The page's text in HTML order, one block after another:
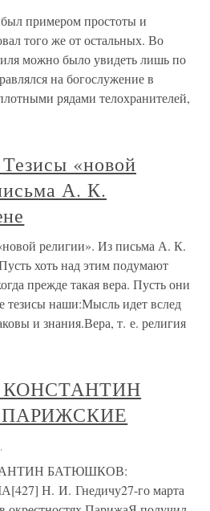
примером простоты и
того же от остальных. Во
можно было увидеть лишь по
на богослужение в
рядами телохранителей,
«новой
А. К.
религии». Из письма А. К.
хоть над этим подумают
прежде такая вера. Пусть они
тезисы наши:Мысль идет вслед
и знания.Вера, т. е. религия
КОНСТАНТИН
БАТЮШКОВ:
Н. И. Гнедичу27-го марта